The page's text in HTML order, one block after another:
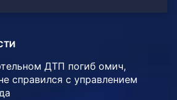
ДТП погиб омич,
справился с управлением